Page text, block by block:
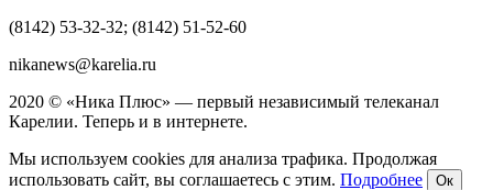
(8142) 53-32-32; (8142) 51-52-60
nikanews@karelia.ru
2020 © «Ника Плюс» — первый независимый телеканал
Карелии. Теперь и в интернете.
Мы используем cookies для анализа трафика. Продолжая
использовать сайт, вы соглашаетесь с этим. Подробнее Ок